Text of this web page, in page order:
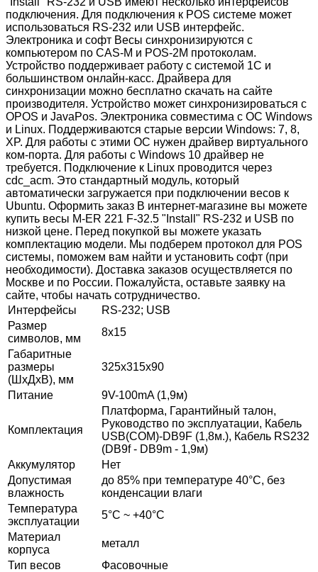
подключения. Для подключения к POS системе может
использоваться RS-232 или USB интерфейс.
Электроника и софт Весы синхронизируются с
компьютером по СAS-M и POS-2M протоколам.
Устройство поддерживает работу с системой 1С и
большинством онлайн-касс. Драйвера для
синхронизации можно бесплатно скачать на сайте
производителя. Устройство может синхронизироваться с
OPOS и JavaPos. Электроника совместима с OC Windows
и Linux. Поддерживаются старые версии Windows: 7, 8,
XP. Для работы с этими ОС нужен драйвер виртуального
ком-порта. Для работы с Windows 10 драйвер не
требуется. Подключение к Linux проводится через
cdc_acm. Это стандартный модуль, который
автоматически загружается при подключении весов к
Ubuntu. Оформить заказ В интернет-магазине вы можете
купить весы M-ER 221 F-32.5 "Install" RS-232 и USB по
низкой цене. Перед покупкой вы можете указать
комплектацию модели. Мы подберем протокол для POS
системы, поможем вам найти и установить софт (при
необходимости). Доставка заказов осуществляется по
Москве и по России. Пожалуйста, оставьте заявку на
сайте, чтобы начать сотрудничество.
Интерфейсы
RS-232; USB
Размер
символов, мм
8х15
Габаритные
размеры
(ШхДхВ), мм
325х315х90
Питание 9V-100mA (1,9м)
Комплектация
Платформа, Гарантийный талон,
Руководство по эксплуатации, Кабель
USB(COM)-DB9F (1,8м.), Кабель RS232
(DB9f - DB9m - 1,9м)
Аккумулятор
Нет
Допустимая
влажность
до 85% при температуре 40°С, без
конденсации влаги
Температура
эксплуатации
5°C ~ +40°C
Материал
корпуса
металл
Тип весов
Фасовочные